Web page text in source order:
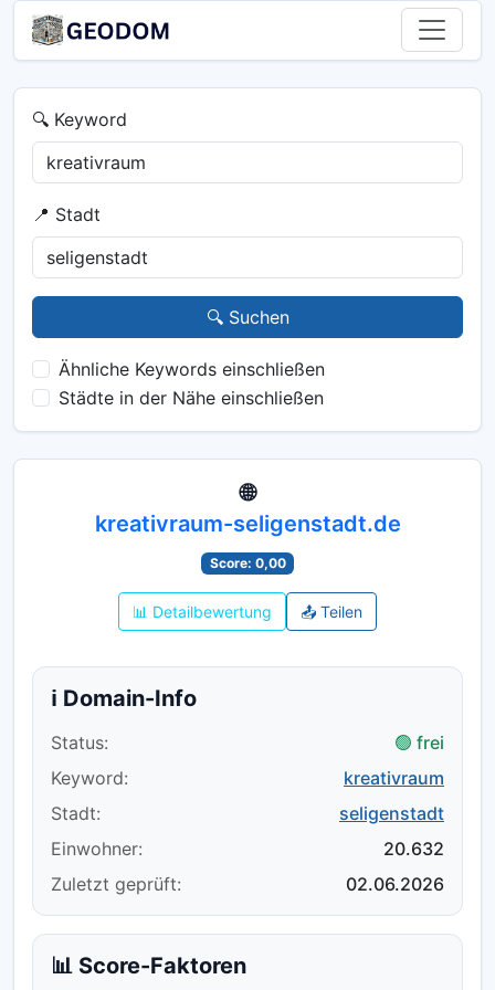
🔍 Keyword
📍 Stadt
🔍 Suchen
Ähnliche Keywords einschließen
Städte in der Nähe einschließen
🌐
kreativraum-seligenstadt.de
Score: 0,00
📊 Detailbewertung 📤 Teilen
ℹ️ Domain-Info
Status:
🟢 frei
Keyword:
kreativraum
Stadt:
seligenstadt
Einwohner:
20.632
Zuletzt geprüft:
02.06.2026
📊 Score-Faktoren